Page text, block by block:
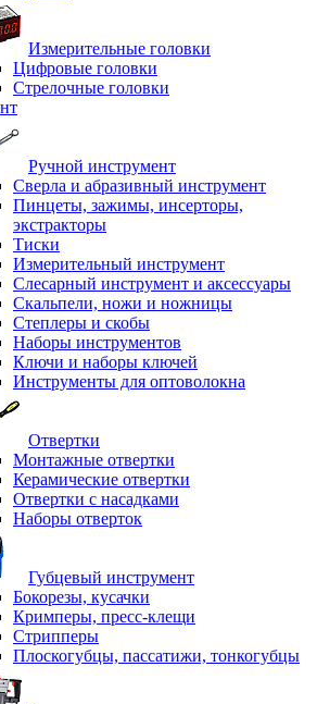
Измерительные головки
Цифровые головки
Стрелочные головки
Ручной инструмент
Сверла и абразивный инструмент
Пинцеты, зажимы, инсерторы,
экстракторы
Тиски
Измерительный инструмент
Слесарный инструмент и аксессуары
Скальпели, ножи и ножницы
Степлеры и скобы
Наборы инструментов
Ключи и наборы ключей
Инструменты для оптоволокна
Отвертки
Монтажные отвертки
Керамические отвертки
Отвертки с насадками
Наборы отверток
Губцевый инструмент
Бокорезы, кусачки
Кримперы, пресс-клещи
Стрипперы
Плоскогубцы, пассатижи, тонкогубцы